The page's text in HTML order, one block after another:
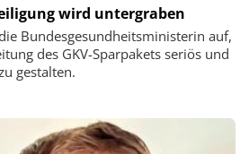
wird untergraben
Bundesgesundheitsministerin auf,
des GKV-Sparpakets seriös und
gestalten.